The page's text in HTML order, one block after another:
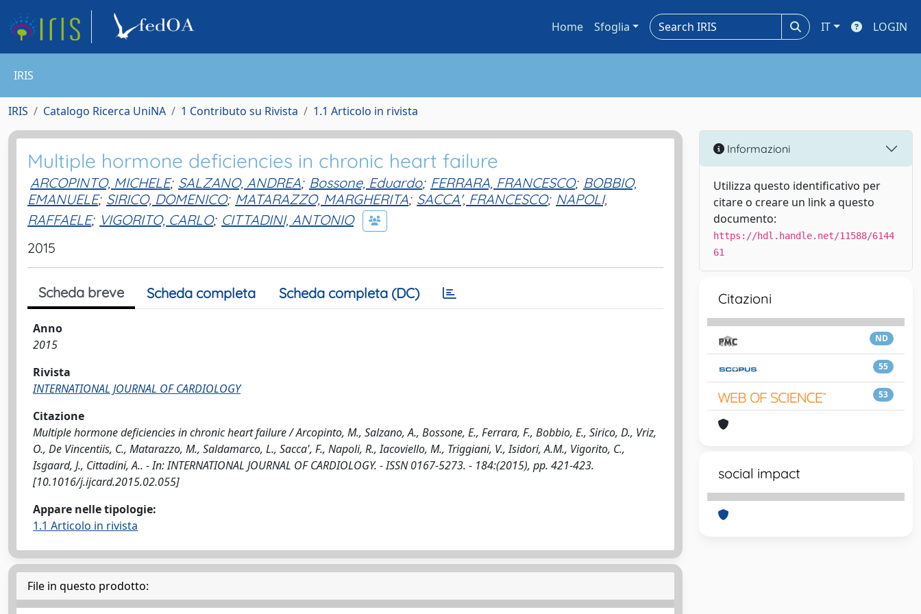
Home Sfoglia IT LOGIN
IRIS
IRIS Catalogo Ricerca UniNA 1 Contributo su Rivista 1.1 Articolo in rivista
Multiple hormone deficiencies in chronic heart failure
ARCOPINTO, MICHELE; SALZANO, ANDREA; Bossone, Eduardo; FERRARA, FRANCESCO; BOBBIO,
EMANUELE; SIRICO, DOMENICO; MATARAZZO, MARGHERITA; SACCA', FRANCESCO; NAPOLI,
RAFFAELE; VIGORITO, CARLO; CITTADINI, ANTONIO
2015
Scheda breve Scheda completa Scheda completa (DC)
Anno
2015
Rivista
INTERNATIONAL JOURNAL OF CARDIOLOGY
Citazione
Multiple hormone deficiencies in chronic heart failure / Arcopinto, M., Salzano, A., Bossone, E., Ferrara, F., Bobbio, E., Sirico, D., Vriz,
O., De Vincentiis, C., Matarazzo, M., Saldamarco, L., Sacca', F., Napoli, R., Iacoviello, M., Triggiani, V., Isidori, A.M., Vigorito, C.,
Isgaard, J., Cittadini, A.. - In: INTERNATIONAL JOURNAL OF CARDIOLOGY. - ISSN 0167-5273. - 184:(2015), pp. 421-423.
[10.1016/j.ijcard.2015.02.055]
Appare nelle tipologie:
1.1 Articolo in rivista
File in questo prodotto:
Informazioni
Utilizza questo identificativo per
citare o creare un link a questo
documento:
https://hdl.handle.net/11588/6144
61
Citazioni
ND
55
53
social impact